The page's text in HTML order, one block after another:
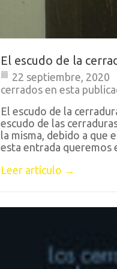
El escudo de la
22 septiembre, 2020
cerrados en esta
El escudo de la
escudo de las
la misma, debido a que
esta entrada queremos
Leer artículo →